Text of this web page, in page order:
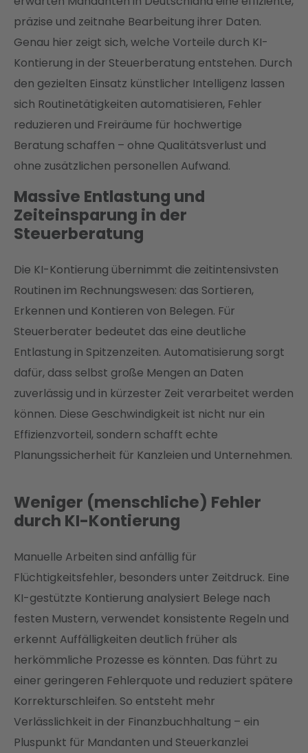
präzise und zeitnahe Bearbeitung ihrer Daten.
Genau hier zeigt sich, welche Vorteile durch KI-
Kontierung in der Steuerberatung entstehen. Durch
den gezielten Einsatz künstlicher Intelligenz lassen
sich Routinetätigkeiten automatisieren, Fehler
reduzieren und Freiräume für hochwertige
Beratung schaffen – ohne Qualitätsverlust und
ohne zusätzlichen personellen Aufwand.
Massive Entlastung und
Zeiteinsparung in der
Steuerberatung
Die KI-Kontierung übernimmt die zeitintensivsten
Routinen im Rechnungswesen: das Sortieren,
Erkennen und Kontieren von Belegen. Für
Steuerberater bedeutet das eine deutliche
Entlastung in Spitzenzeiten. Automatisierung sorgt
dafür, dass selbst große Mengen an Daten
zuverlässig und in kürzester Zeit verarbeitet werden
können. Diese Geschwindigkeit ist nicht nur ein
Effizienzvorteil, sondern schafft echte
Planungssicherheit für Kanzleien und Unternehmen.
Weniger (menschliche) Fehler
durch KI-Kontierung
Manuelle Arbeiten sind anfällig für
Flüchtigkeitsfehler, besonders unter Zeitdruck. Eine
KI-gestützte Kontierung analysiert Belege nach
festen Mustern, verwendet konsistente Regeln und
erkennt Auffälligkeiten deutlich früher als
herkömmliche Prozesse es könnten. Das führt zu
einer geringeren Fehlerquote und reduziert spätere
Korrekturschleifen. So entsteht mehr
Verlässlichkeit in der Finanzbuchhaltung – ein
Pluspunkt für Mandanten und Steuerkanzlei